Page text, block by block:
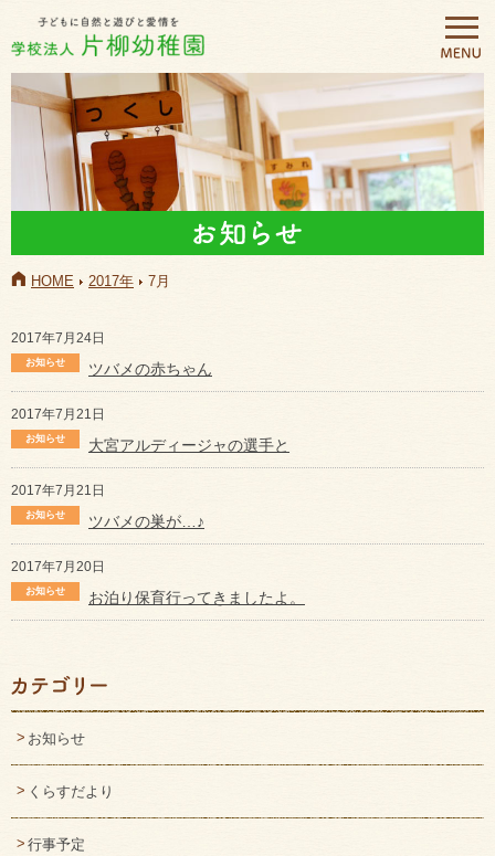
HOME 2017年 7月
2017年7月24日
ツバメの赤ちゃん
2017年7月21日
大宮アルディージャの選手と
2017年7月21日
ツバメの巣が…♪
2017年7月20日
お泊り保育行ってきましたよ。
お知らせ
くらすだより
行事予定